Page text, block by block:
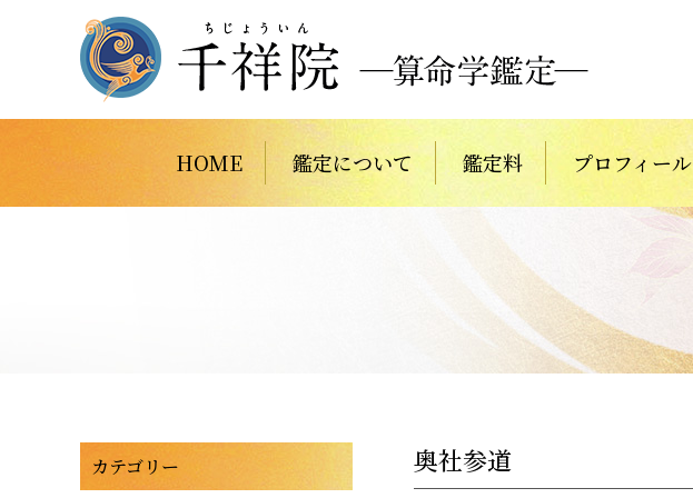
HOME 鑑定について 鑑定料 プロフィール
奥社参道
カテゴリー